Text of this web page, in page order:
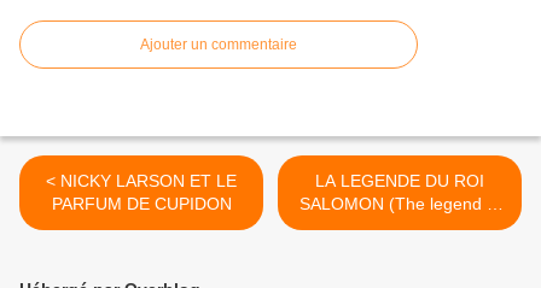
Ajouter un commentaire
< NICKY LARSON ET LE
PARFUM DE CUPIDON
LA LEGENDE DU ROI
SALOMON (The legend of
King Salomon) >